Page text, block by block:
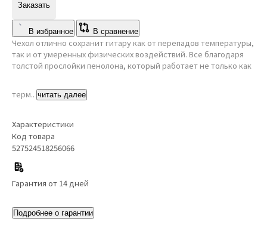
Заказать
В избранное В сравнение
Чехол отлично сохранит гитару как от перепадов температуры,
так и от умеренных физических воздействий. Все благодаря
толстой прослойки пенолона, который работает не только как
терм.. читать далее
Характеристики
Код товара
527524518256066
Гарантия от 14 дней
Подробнее о гарантии